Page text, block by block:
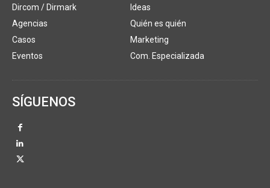
Dircom / Dirmark
Agencias
Casos
Eventos
Ideas
Quién es quién
Marketing
Com. Especializada
SÍGUENOS